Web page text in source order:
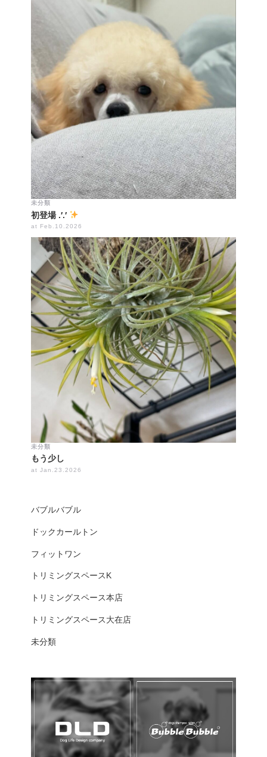
バブルバブル
ドックカールトン
フィットワン
トリミングスペースK
トリミングスペース本店
トリミングスペース大在店
未分類
未分類
初登場 .′.′
at Feb.10.2026
未分類
もう少し
at Jan.23.2026